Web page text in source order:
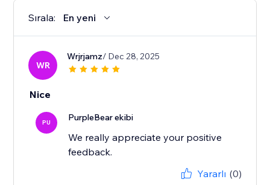
Sırala: En yeni
WR
Wrjrjamz/ Dec 28, 2025
Nice
PU PurpleBear ekibi
We really appreciate your positive
feedback.
Yararlı (0)